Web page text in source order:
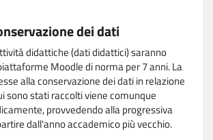
dei dati
didattiche (dati didattici) saranno
Moodle di norma per 7 anni. La
alla conservazione dei dati in relazione
sono stati raccolti viene comunque
provvedendo alla progressiva
dall'anno accademico più vecchio.